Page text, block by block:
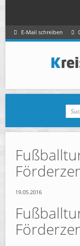
E-Mail schreiben
19.05.2016